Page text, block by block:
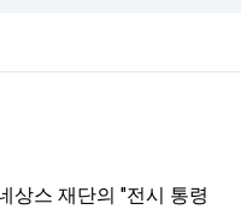
상스 재단의 "전시 통령